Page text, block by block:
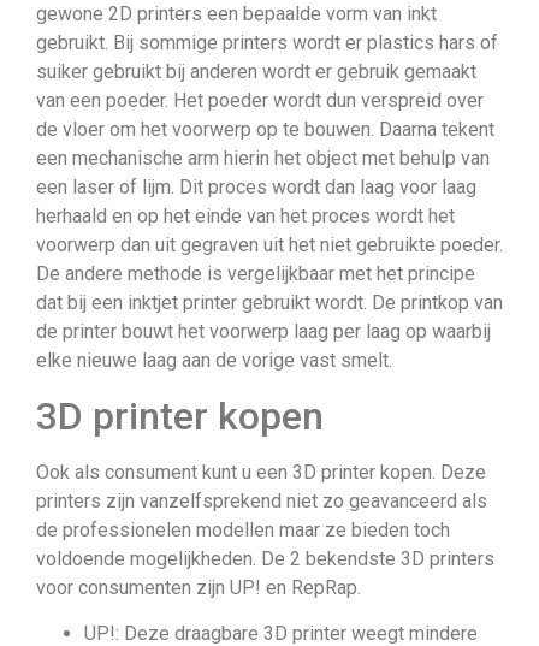
gewone 2D printers een bepaalde vorm van inkt
gebruikt. Bij sommige printers wordt er plastics hars of
suiker gebruikt bij anderen wordt er gebruik gemaakt
van een poeder. Het poeder wordt dun verspreid over
de vloer om het voorwerp op te bouwen. Daarna tekent
een mechanische arm hierin het object met behulp van
een laser of lijm. Dit proces wordt dan laag voor laag
herhaald en op het einde van het proces wordt het
voorwerp dan uit gegraven uit het niet gebruikte poeder.
De andere methode is vergelijkbaar met het principe
dat bij een inktjet printer gebruikt wordt. De printkop van
de printer bouwt het voorwerp laag per laag op waarbij
elke nieuwe laag aan de vorige vast smelt.
3D printer kopen
Ook als consument kunt u een 3D printer kopen. Deze
printers zijn vanzelfsprekend niet zo geavanceerd als
de professionelen modellen maar ze bieden toch
voldoende mogelijkheden. De 2 bekendste 3D printers
voor consumenten zijn UP! en RepRap.
UP!: Deze draagbare 3D printer weegt mindere